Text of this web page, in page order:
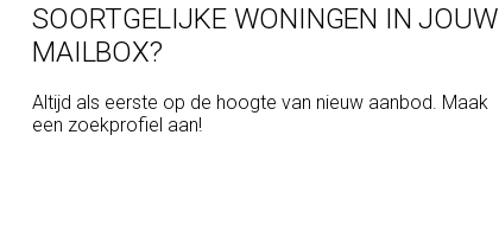
in the center of Amsterdam. The area
and cultural hotspots such as the
and Artis. The house is easily accessible
North / South line on the Rokin.
SOORTGELIJKE WONINGEN IN JOUW
MAILBOX?
Altijd als eerste op de hoogte van nieuw aanbod. Maak
een zoekprofiel aan!